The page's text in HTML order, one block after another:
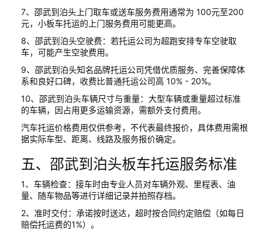
7、邵武到泊头上门取车或送车服务费用通常为 100元至200
元，小板车托运的上门服务费用可能更高。
8、邵武到泊头空驶费：若托运公司为超跑安排专车空驶取
车，可能产生空驶费用。
9、邵武到泊头知名品牌托运公司凭借优质服务、完善保障体
系和良好口碑，收费比普通托运公司高 10% - 20%。
10、邵武到泊头车辆尺寸与重量：大型车辆或重量超过标准
的车辆，因占用更多运输资源，需额外支付费用。
汽车托运价格费用仅供参考，不代表最终报价，具体费用需根
据实际车型、距离、线路及服务报价确定。
五、邵武到泊头板车托运服务标准
1、车辆检查：接车时由专业人员对车辆外观、里程表、油
量、随车物品等进行详细记录并拍照存档。
2、准时交付：承诺按时送达，超时按合同约定赔偿（如每日
赔偿托运费的1%）。